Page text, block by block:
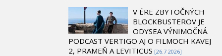
V ÉRE ZBYTOČNÝCH
BLOCKBUSTEROV JE
ODYSEA VÝNIMOČNÁ.
PODCAST VERTIGO AJ O FILMOCH KAVEJ
2, PRAMEŇ A LEVITICUS [26.7 2026]